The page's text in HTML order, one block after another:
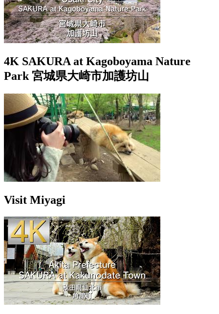
4K SAKURA at Kagoboyama Nature
Park 宮城県大崎市加護坊山
Visit Miyagi